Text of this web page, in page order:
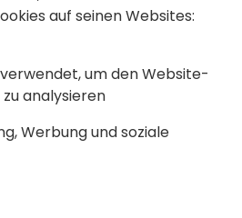
Ansicht
auf seinen Websites:
um den Website-
analysieren
Werbung und soziale